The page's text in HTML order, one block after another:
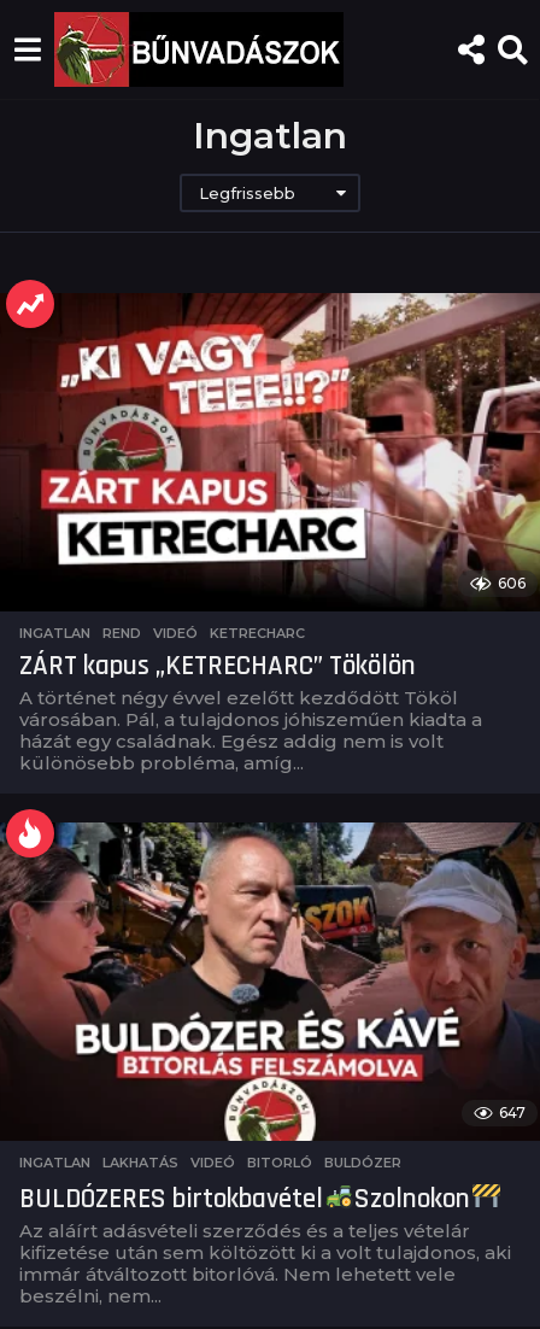
Ingatlan
Legfrissebb
606
INGATLAN ,REND ,VIDEÓ KETRECHARC
ZÁRT kapus „KETRECHARC” Tökölön
A történet négy évvel ezelőtt kezdődött Tököl
városában. Pál, a tulajdonos jóhiszeműen kiadta a
házát egy családnak. Egész addig nem is volt
különösebb probléma, amíg...
647
INGATLAN ,LAKHATÁS ,VIDEÓ BITORLÓ ,BULDÓZER
BULDÓZERES birtokbavétel Szolnokon
Az aláírt adásvételi szerződés és a teljes vételár
kifizetése után sem költözött ki a volt tulajdonos, aki
immár átváltozott bitorlóvá. Nem lehetett vele
beszélni, nem...